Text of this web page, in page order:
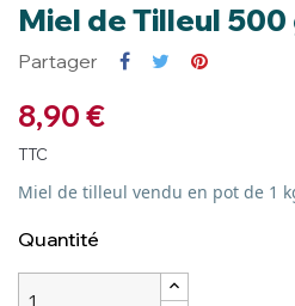
Miel de Tilleul 500
Partager
8,90 €
TTC
Miel de tilleul vendu en pot de 1
Quantité